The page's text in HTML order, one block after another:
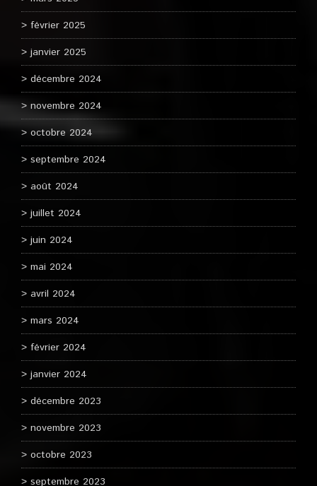
février 2025
janvier 2025
décembre 2024
novembre 2024
octobre 2024
septembre 2024
août 2024
juillet 2024
juin 2024
mai 2024
avril 2024
mars 2024
février 2024
janvier 2024
décembre 2023
novembre 2023
octobre 2023
septembre 2023